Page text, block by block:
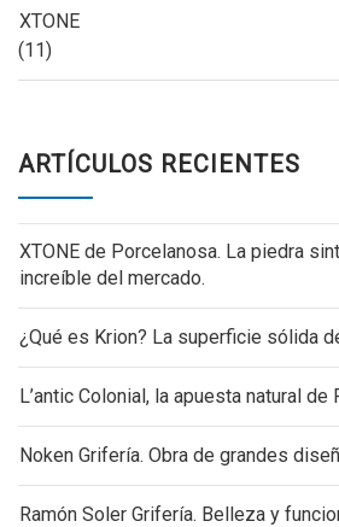
XTONE
(11)
ARTÍCULOS RECIENTES
XTONE de Porcelanosa. La piedra
increíble del mercado.
¿Qué es Krion? La superficie sólida
L’antic Colonial, la apuesta natural de
Noken Grifería. Obra de grandes
Ramón Soler Grifería. Belleza y